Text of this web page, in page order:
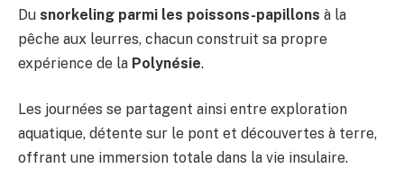
Du snorkeling parmi les poissons-papillons à la
pêche aux leurres, chacun construit sa propre
expérience de la Polynésie.
Les journées se partagent ainsi entre exploration
aquatique, détente sur le pont et découvertes à terre,
offrant une immersion totale dans la vie insulaire.